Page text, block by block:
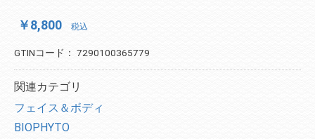
￥8,800 税込
GTINコード： 7290100365779
関連カテゴリ
フェイス＆ボディ
BIOPHYTO